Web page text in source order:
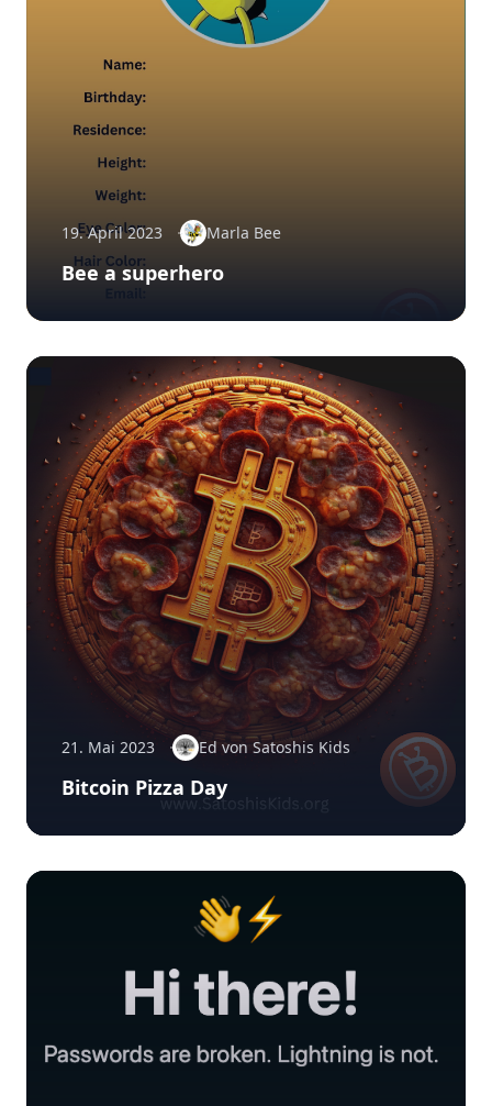
19. April 2023 Marla Bee
Bee a superhero
21. Mai 2023 Ed von Satoshis Kids
Bitcoin Pizza Day